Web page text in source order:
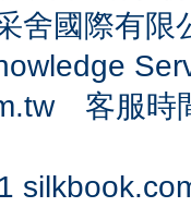
舍國際有
客服時